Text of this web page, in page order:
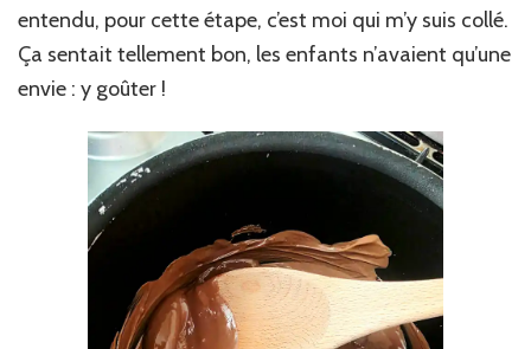
entendu, pour cette étape, c’est moi qui m’y suis collé.
Ça sentait tellement bon, les enfants n’avaient qu’une
envie : y goûter !